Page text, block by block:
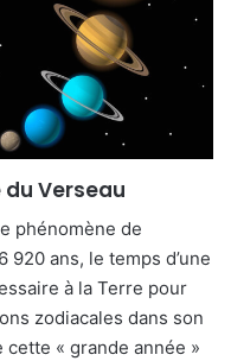
du Verseau
phénomène de
ans, le temps d’une
à la Terre pour
zodiacales dans son
« grande année »